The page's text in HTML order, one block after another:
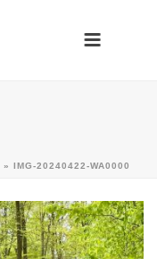
» IMG-20240422-WA0000